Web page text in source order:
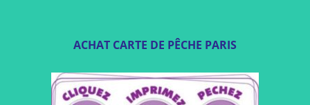
ACHAT CARTE DE PÊCHE PARIS